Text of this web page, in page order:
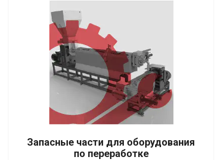
Запасные части для оборудования
по переработке